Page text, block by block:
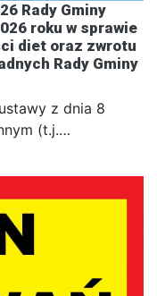
Rady Gminy
roku w sprawie
diet oraz zwrotu
Rady Gminy
z dnia 8
(t.j.…